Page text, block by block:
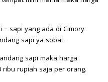
sapi yang ada di Cimory
sapi ya sobat.
sapi maka harga
ribu rupiah saja per orang.